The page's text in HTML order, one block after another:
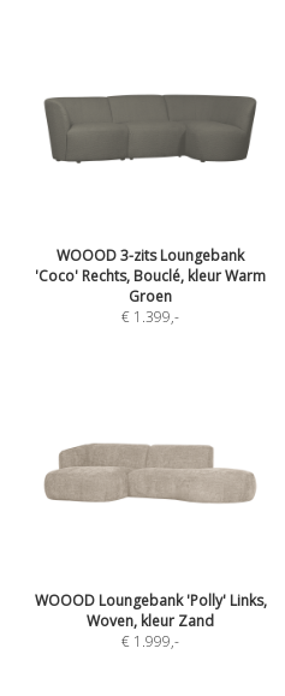
WOOOD 3-zits Loungebank
'Coco' Rechts, Bouclé, kleur Warm
Groen
€ 1.399,-
WOOOD Loungebank 'Polly' Links,
Woven, kleur Zand
€ 1.999,-